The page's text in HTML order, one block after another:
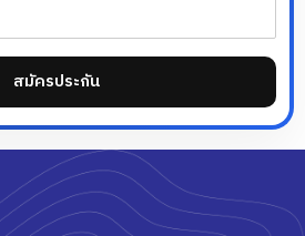
สมัครประกัน